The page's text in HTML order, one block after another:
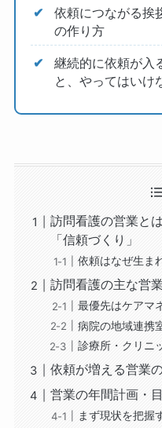
依頼につながる挨
の作り方
継続的に依頼が入
と、やってはいけ
訪問看護の営業と
「信頼づくり」
依頼はなぜ生ま
訪問看護の主な営
最優先はケアマ
病院の地域連携
診療所・クリニ
依頼が増える営業
営業の年間計画・
まず現状を把握